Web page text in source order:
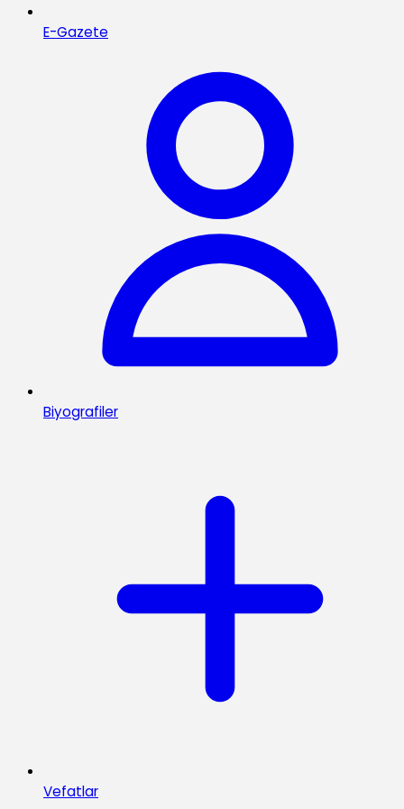
E-Gazete
Biyografiler
Vefatlar